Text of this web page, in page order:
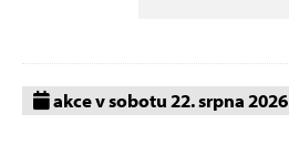
akce v sobotu 22. srpna 2026